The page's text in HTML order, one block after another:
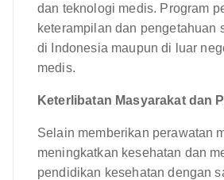
dan teknologi medis. Program
keterampilan dan pengetahuan
di Indonesia maupun di luar
medis.
Keterlibatan Masyarakat dan
Selain memberikan perawatan
meningkatkan kesehatan dan
pendidikan kesehatan dengan